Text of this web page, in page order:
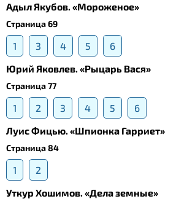
Адыл Якубов. «Мороженое»
Страница 69
1 3 4 5
6
Юрий Яковлев. «Рыцарь Вася»
Страница 77
1 2 3 4 5
6
Луис Фицью. «Шпионка Гарриет»
Страница 84
1
2
Уткур Хошимов. «Дела земные»